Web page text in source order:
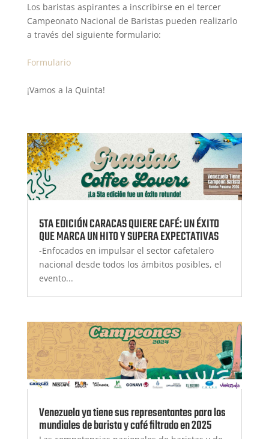
Los baristas aspirantes a inscribirse en el tercer
Campeonato Nacional de Baristas pueden realizarlo
a través del siguiente formulario:
Formulario
¡Vamos a la Quinta!
5TA EDICIÓN CARACAS QUIERE CAFÉ: UN ÉXITO
QUE MARCA UN HITO Y SUPERA EXPECTATIVAS
-Enfocados en impulsar el sector cafetalero
nacional desde todos los ámbitos posibles, el
evento...
Venezuela ya tiene sus representantes para los
mundiales de barista y café filtrado en 2025